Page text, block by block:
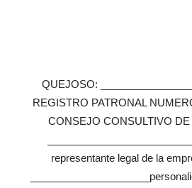
QUEJOSO:
REGISTRO PATRONAL
CONSEJO CONSULTIVO
representante legal de la